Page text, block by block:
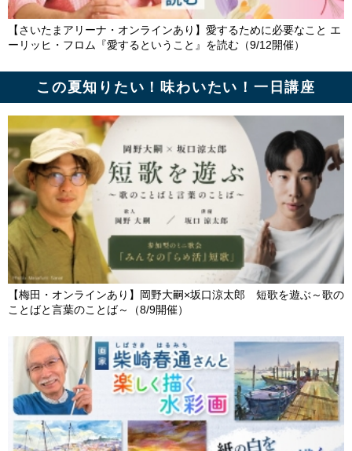
【さいたまアリーナ・オンラインあり】愛するために必要なこと エ
ーリッヒ・フロム『愛するということ』を読む（9/12開催）
この夏知りたい！味わいたい！一日講座
【梅田・オンラインあり】岡野大嗣×坂口涼太郎 短歌を遊ぶ～歌の
ことばと言葉のことば～（8/9開催）